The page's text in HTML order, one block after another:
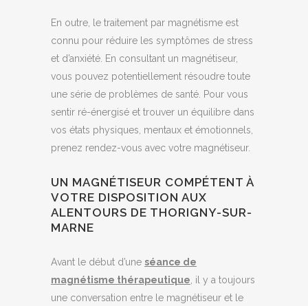
En outre, le traitement par magnétisme est
connu pour réduire les symptômes de stress
et d’anxiété. En consultant un magnétiseur,
vous pouvez potentiellement résoudre toute
une série de problèmes de santé. Pour vous
sentir ré-énergisé et trouver un équilibre dans
vos états physiques, mentaux et émotionnels,
prenez rendez-vous avec votre magnétiseur.
UN MAGNÉTISEUR COMPÉTENT À
VOTRE DISPOSITION AUX
ALENTOURS DE THORIGNY-SUR-
MARNE
Avant le début d’une séance de
magnétisme thérapeutique , il y a toujours
une conversation entre le magnétiseur et le